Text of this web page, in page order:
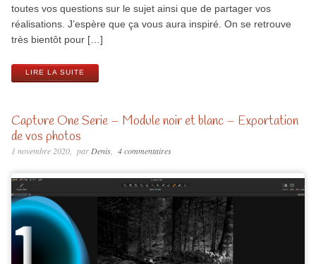
toutes vos questions sur le sujet ainsi que de partager vos
réalisations. J’espère que ça vous aura inspiré. On se retrouve
très bientôt pour […]
LIRE LA SUITE
Capture One Serie – Module noir et blanc – Exportation
de vos photos
1 novembre 2020 par Denis 4 commentaires